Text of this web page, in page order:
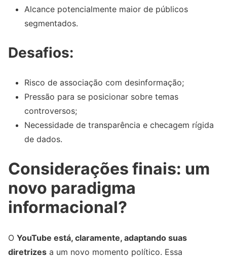
Alcance potencialmente maior de públicos
segmentados.
Desafios:
Risco de associação com desinformação;
Pressão para se posicionar sobre temas
controversos;
Necessidade de transparência e checagem rígida
de dados.
Considerações finais: um
novo paradigma
informacional?
O YouTube está, claramente, adaptando suas
diretrizes a um novo momento político. Essa